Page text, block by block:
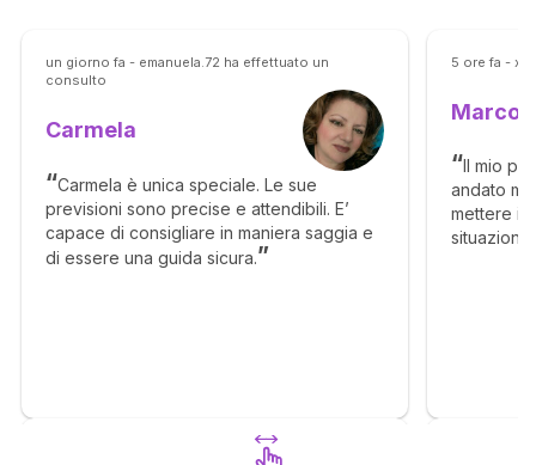
un giorno fa - emanuela.72 ha effettuato un
consulto
Carmela
Carmela è unica speciale. Le sue
previsioni sono precise e attendibili. E’
capace di consigliare in maniera saggia e
di essere una guida sicura.
5 ore fa -
Marco
Il mio
andato
mettere in